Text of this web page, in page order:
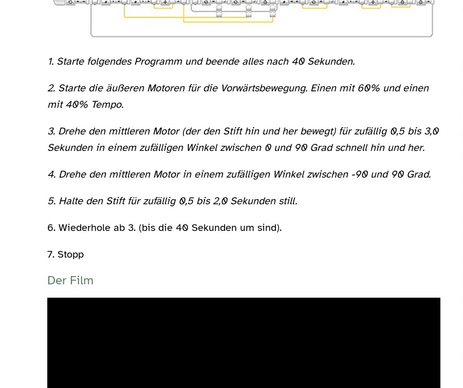
1. Starte folgendes Programm und beende alles nach 40 Sekunden.
2. Starte die äußeren Motoren für die Vorwärtsbewegung. Einen mit 60% und einen
mit 40% Tempo.
3. Drehe den mittleren Motor (der den Stift hin und her bewegt) für zufällig 0,5 bis 3,0
Sekunden in einem zufälligen Winkel zwischen 0 und 90 Grad schnell hin und her.
4. Drehe den mittleren Motor in einem zufälligen Winkel zwischen -90 und 90 Grad.
5. Halte den Stift für zufällig 0,5 bis 2,0 Sekunden still.
6. Wiederhole ab 3. (bis die 40 Sekunden um sind).
7. Stopp
Der Film